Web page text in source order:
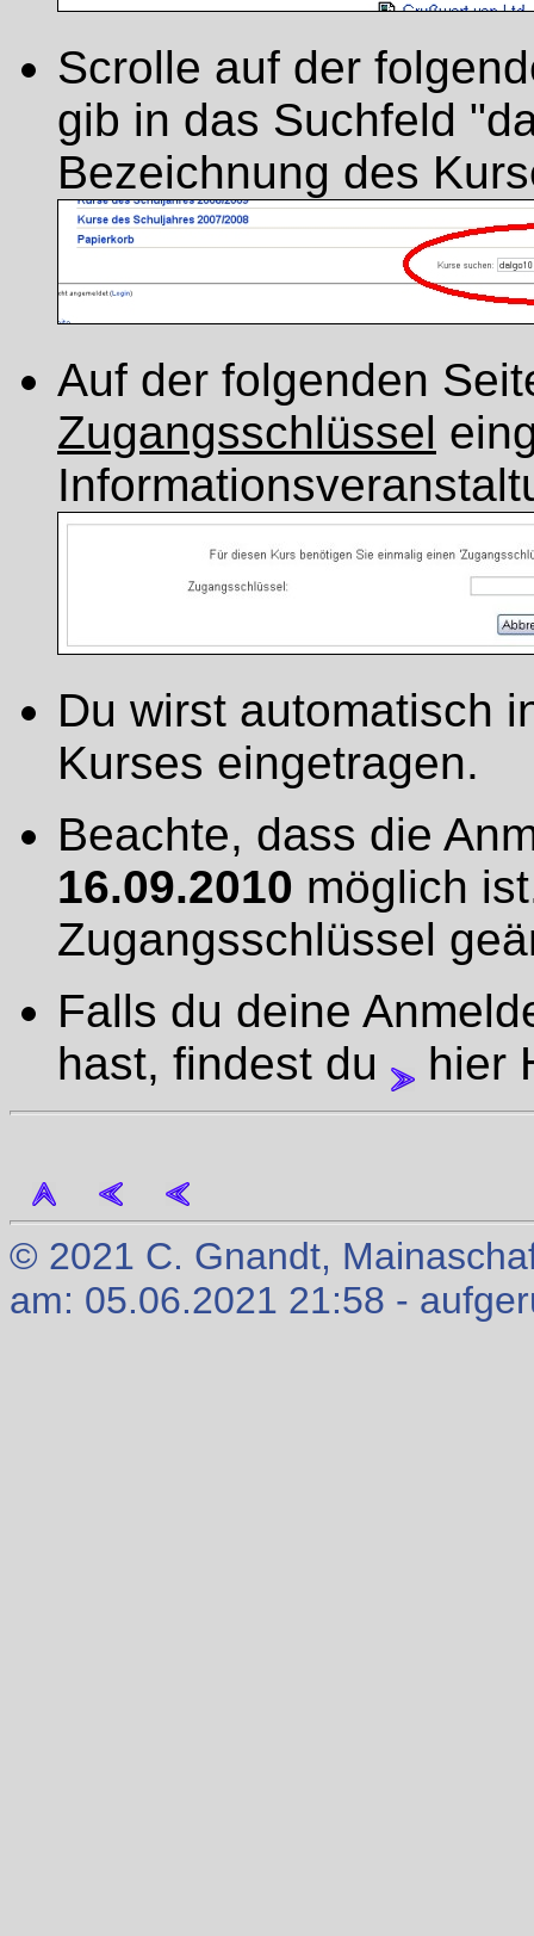
Scrolle auf der
gib in das Suchfeld
Bezeichnung des
Auf der folgenden
Zugangsschlüssel
Du wirst automatisch
Kurses eingetragen.
Beachte, dass die
16.09.2010 möglich
Zugangsschlüssel
Falls du deine
hast, findest du
hier
© 2021 C. Gnandt,
am: 05.06.2021 21:58 -